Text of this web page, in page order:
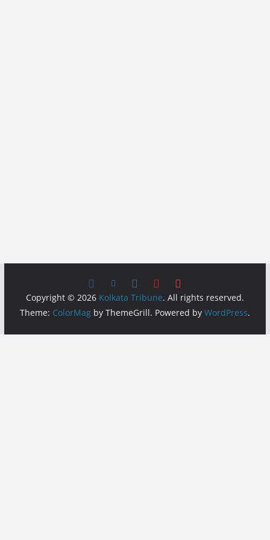
Copyright © 2026 Kolkata Tribune. All rights reserved.
Theme: ColorMagby ThemeGrill. Powered by WordPress.